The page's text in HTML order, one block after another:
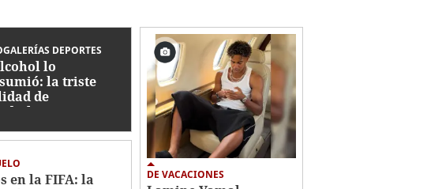
DEPORTES
lo
la triste
de
con
en la FIFA: la
DE VACACIONES